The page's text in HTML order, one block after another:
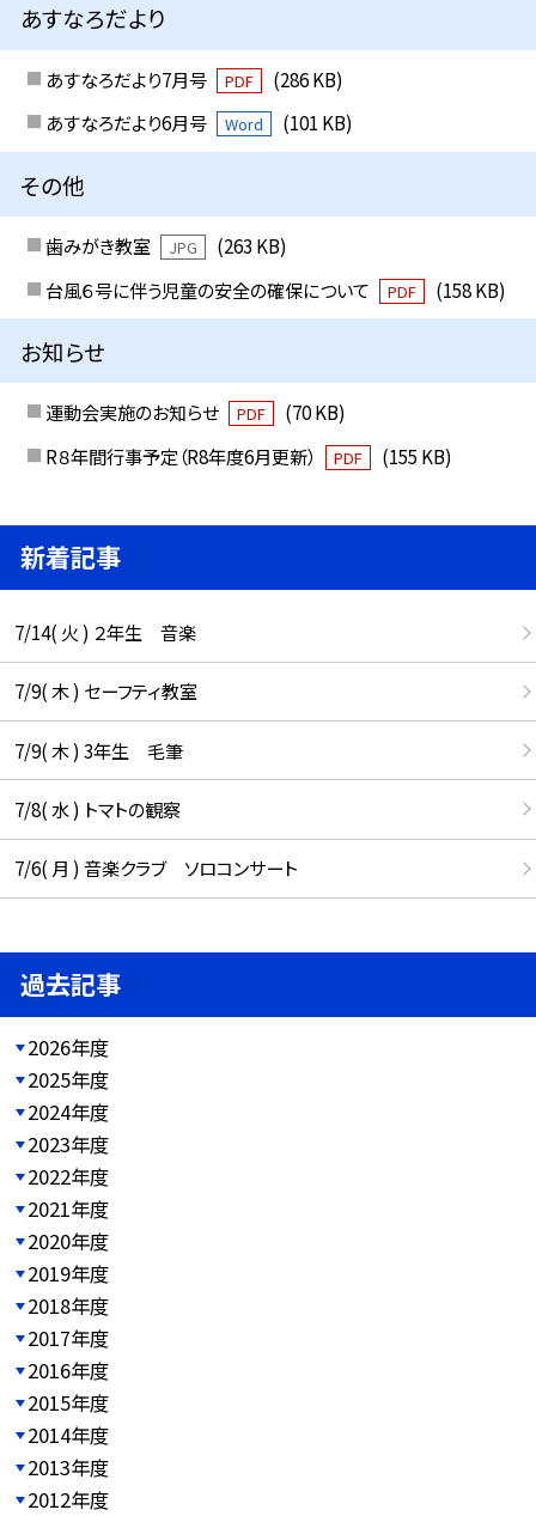
あすなろだより
あすなろだより7月号 PDF
(286 KB)
あすなろだより6月号
Word (101 KB)
その他
歯みがき教室 JPG
(263 KB)
台風６号に伴う児童の安全の確保について
PDF (158 KB)
お知らせ
運動会実施のお知らせ PDF
(70 KB)
R８年間行事予定（R8年度6月更新）
PDF (155 KB)
新着記事
7/14( 火 ) ２年生 音楽
7/9( 木 ) セーフティ教室
7/9( 木 ) 3年生 毛筆
7/8( 水 ) トマトの観察
7/6( 月 ) 音楽クラブ ソロコンサート
過去記事
2026年度
2025年度
2024年度
2023年度
2022年度
2021年度
2020年度
2019年度
2018年度
2017年度
2016年度
2015年度
2014年度
2013年度
2012年度